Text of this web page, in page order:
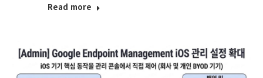
Read more